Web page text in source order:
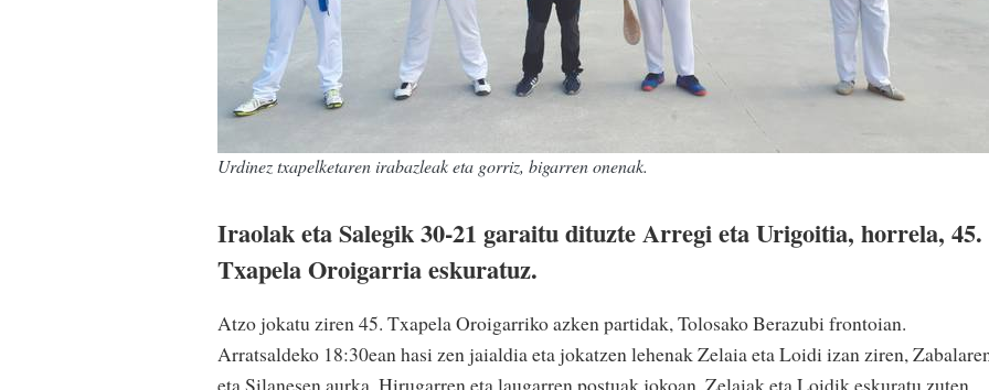
Urdinez txapelketaren irabazleak eta gorriz, bigarren onenak.
Iraolak eta Salegik 30-21 garaitu dituzte Arregi eta Urigoitia, horrela, 45.
Txapela Oroigarria eskuratuz.
Atzo jokatu ziren 45. Txapela Oroigarriko azken partidak, Tolosako Berazubi frontoian.
Arratsaldeko 18:30ean hasi zen jaialdia eta jokatzen lehenak Zelaia eta Loidi izan ziren,
eta Silanesen aurka. Hirugarren eta laugarren postuak jokoan, Zelaiak eta Loidik eskuratu zuten